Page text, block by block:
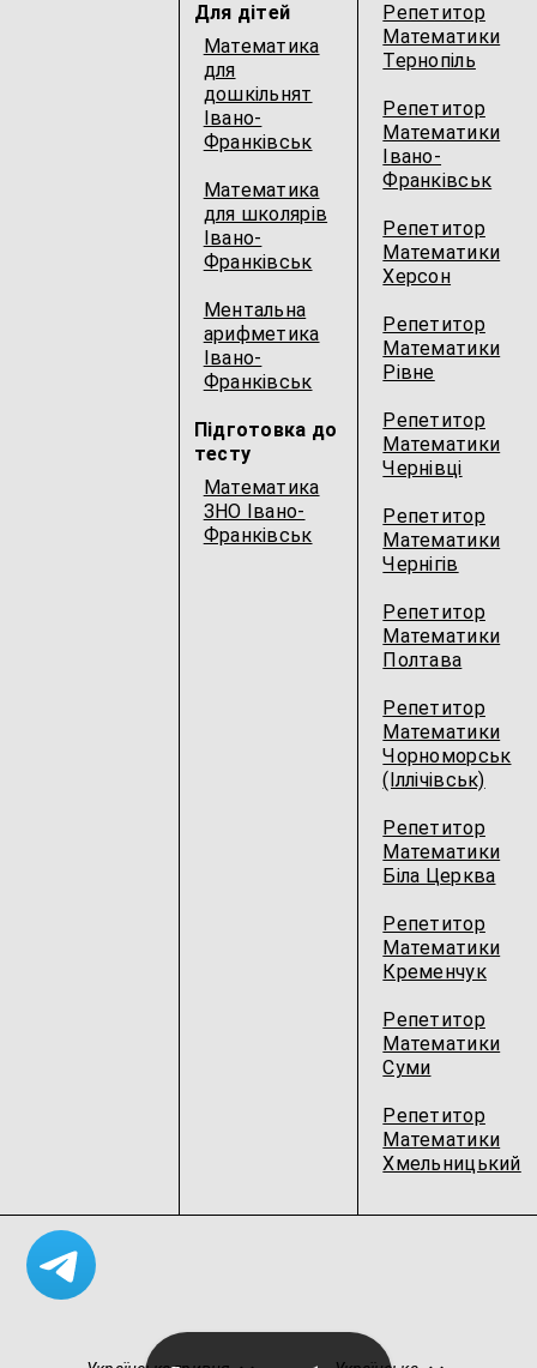
Для дітей
Математика
для
дошкільнят
Івано-
Франківськ
Математика
для школярів
Івано-
Франківськ
Ментальна
арифметика
Івано-
Франківськ
Підготовка до
тесту
Математика
ЗНО Івано-
Франківськ
Репетитор
Математики
Тернопіль
Репетитор
Математики
Івано-
Франківськ
Репетитор
Математики
Херсон
Репетитор
Математики
Рівне
Репетитор
Математики
Чернівці
Репетитор
Математики
Чернігів
Репетитор
Математики
Полтава
Репетитор
Математики
Чорноморськ
(Іллічівськ)
Репетитор
Математики
Біла Церква
Репетитор
Математики
Кременчук
Репетитор
Математики
Суми
Репетитор
Математики
Хмельницький